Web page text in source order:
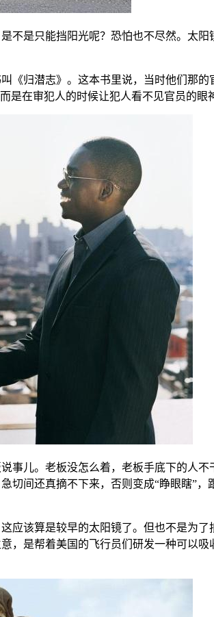
不是只能挡阳光呢？恐怕也不尽然。太
《归潜志》。这本书里说，当时他们那
是在审犯人的时候让犯人看不见官员的眼
事儿。老板没怎么着，老板手底下的人
切间还真摘不下来，否则变成“睁眼瞎”
应该算是较早的太阳镜了。但也不是为
，是帮着美国的飞行员们研发一种可以